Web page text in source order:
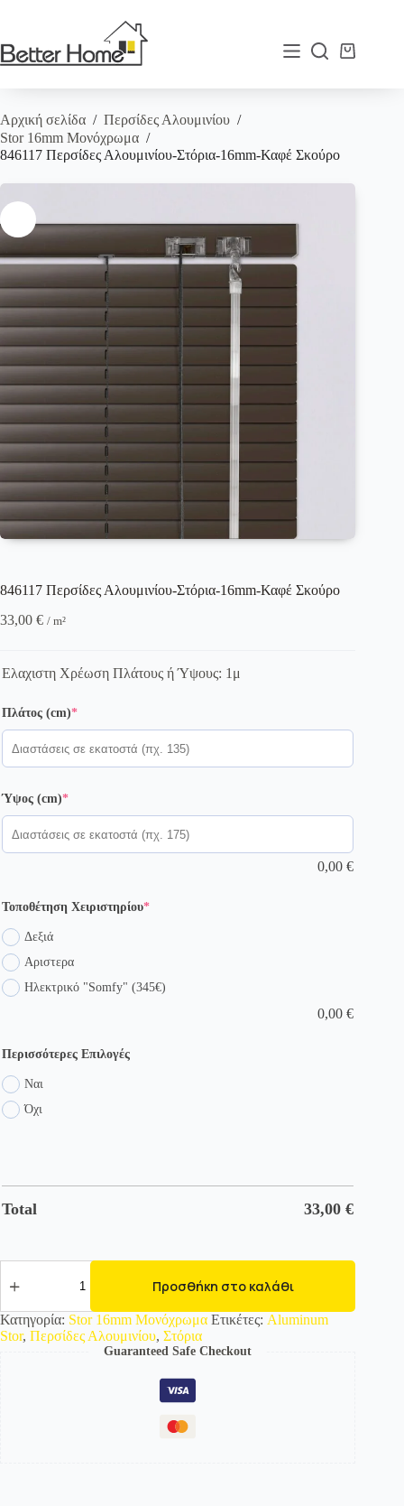
Καλάθι
Αρχική σελίδα / Περσίδες Αλουμινίου /
Stor 16mm Μονόχρωμα /
846117 Περσίδες Αλουμινίου-Στόρια-16mm-Καφέ Σκούρο
846117 Περσίδες Αλουμινίου-Στόρια-16mm-Καφέ Σκούρο
33,00 € / m²
Ελαχιστη Χρέωση Πλάτους ή Ύψους: 1μ
Πλάτος (cm)*(required)
Ύψος (cm)*(required)
0,00€
Τοποθέτηση Χειριστηρίου*(required)
Δεξιά
Αριστερα
Ηλεκτρικό "Somfy" (345€)
0,00€
Περισσότερες Επιλογές
Ναι
Όχι
Total 33,00€
Περσίδες
Στόρια-16mm-
Καφέ
Σκούρο
Προσθήκη στο καλάθι
Κατηγορία: Stor 16mm Μονόχρωμα Ετικέτες: Aluminum
Stor, Περσίδες Αλουμινίου, Στόρια
Guaranteed Safe Checkout